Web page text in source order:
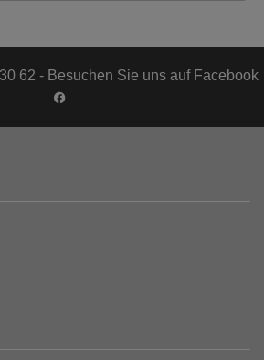
62 - Besuchen Sie uns auf Facebook